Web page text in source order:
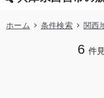
ホーム 条件検索 関西
6 件